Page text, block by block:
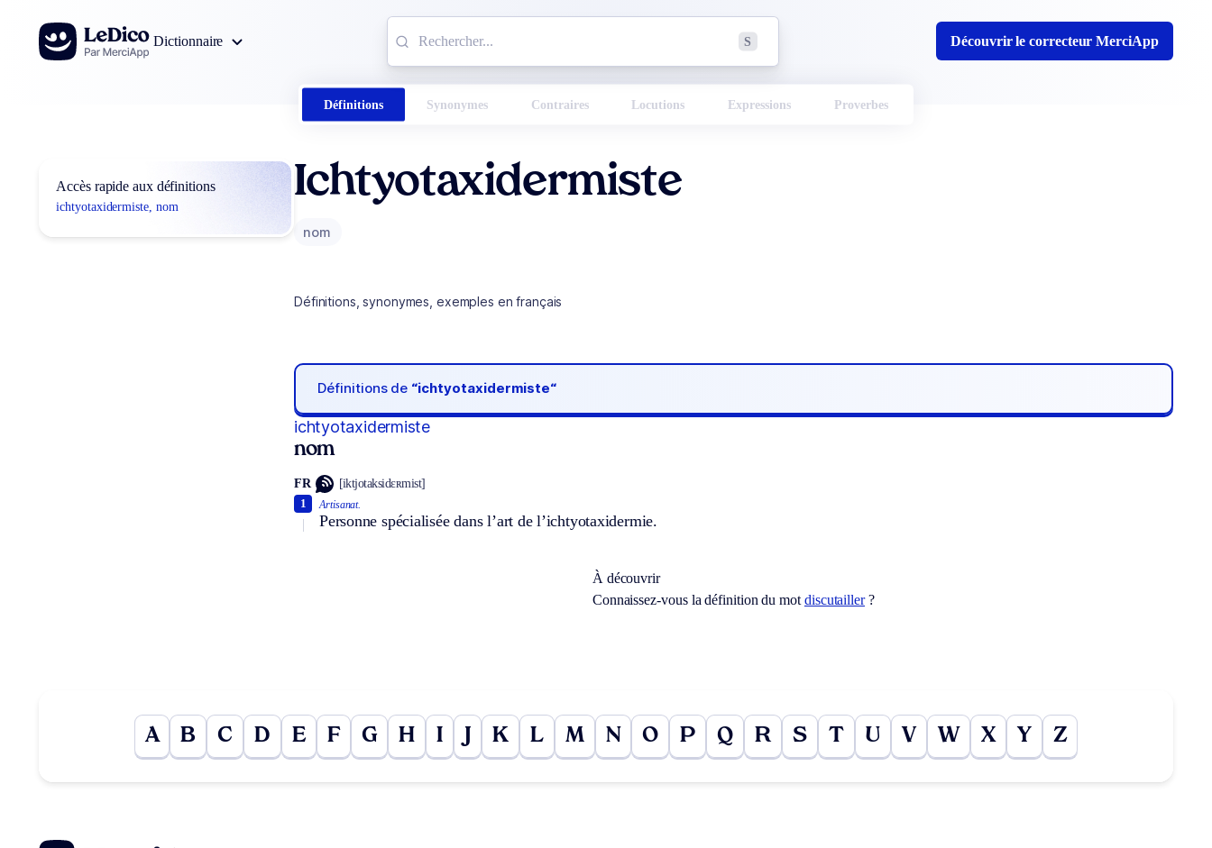
Aller au contenu
Dictionnaire
S Découvrir le correcteur MerciApp
Définitions Synonymes Contraires Locutions Expressions Proverbes
Accès rapide aux définitions
ichtyotaxidermiste, nom
Ichtyotaxidermiste
nom
Définitions, synonymes, exemples en français
Définitions de “ichtyotaxidermiste“
ichtyotaxidermiste
nom
FR [iktjotaksidɛʀmist]
Artisanat.
Personne spécialisée dans l’art de l’ichtyotaxidermie.
1
À découvrir
Connaissez-vous la définition du mot discutailler?
A B C D E F G H I K L M N O P Q R S T U V W X Y Z